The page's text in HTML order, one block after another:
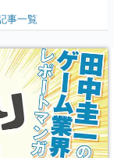
た【若ゲのいた
事一覧